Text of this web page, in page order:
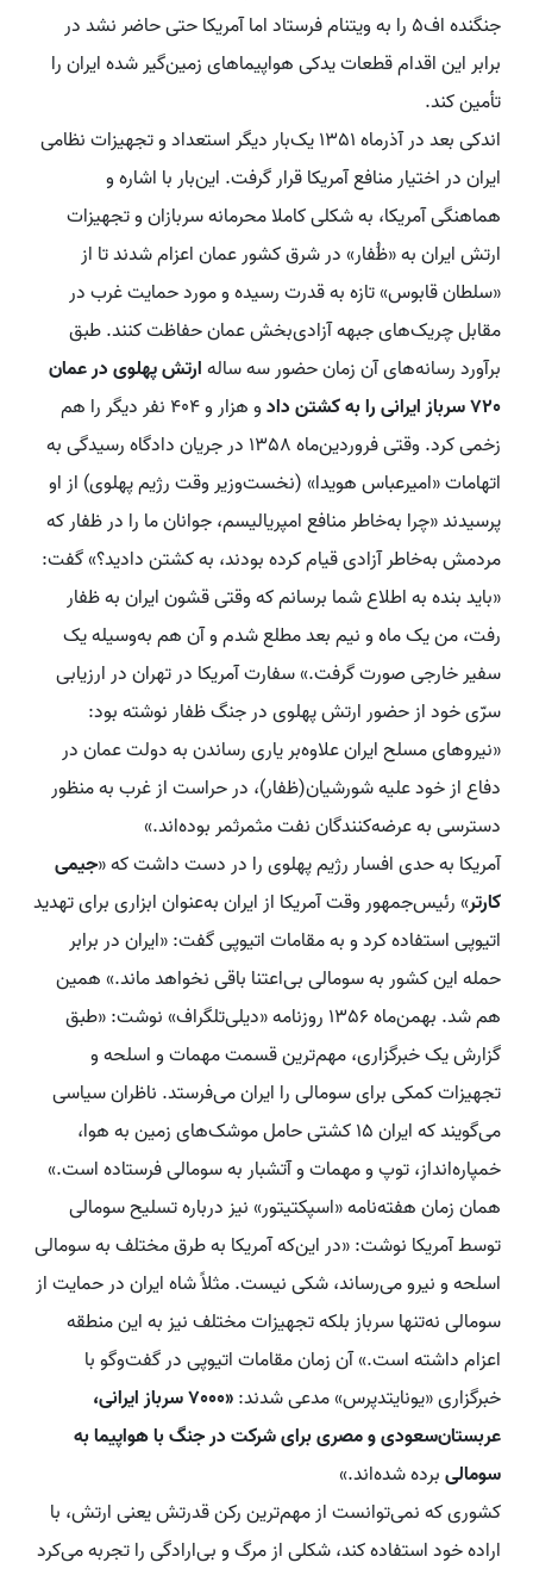
جنگنده اف5 را به ویتنام فرستاد اما آمریکا حتی حاضر نشد در
برابر این اقدام قطعات یدکی هواپیماهای زمین‌گیر شده ایران را
تأمین کند.
اندکی بعد در آذرماه 1351 یک‌بار دیگر استعداد و تجهیزات نظامی
ایران در اختیار منافع آمریکا قرار گرفت. این‌بار با اشاره و
هماهنگی آمریکا، به شکلی کاملا محرمانه سربازان و تجهیزات
ارتش ایران به «ظُفار» در شرق کشور عمان اعزام شدند تا از
«سلطان قابوس» تازه به قدرت رسیده و مورد حمایت غرب در
مقابل چریک‌های جبهه آزادی‌بخش عمان حفاظت کنند. طبق
برآورد رسانه‌های آن زمان حضور سه‌ سالهارتش پهلوی در عمان
720 سرباز ایرانی را به کشتن داد
و هزار و 404 نفر دیگر را هم
زخمی کرد. وقتی فروردین‌ماه 1358 در جریان دادگاه رسیدگی به
اتهامات «امیرعباس هویدا» (نخست‌وزیر وقت رژیم پهلوی) از او
پرسیدند «چرا به‌خاطر منافع امپریالیسم، جوانان ما را در ظفار که
مردمش به‌خاطر آزادی قیام کرده بودند، به کشتن دادید؟» گفت:
«باید بنده به اطلاع شما برسانم که وقتی قشون ایران به ظفار
رفت، من یک ماه‌ و نیم بعد مطلع شدم و آن هم به‌وسیله یک
سفیر خارجی صورت گرفت.» سفارت آمریکا در تهران در ارزیابی
سرّی خود از حضور ارتش پهلوی در جنگ ظفار نوشته بود:
«نیروهای مسلح ایران علاوه‌بر یاری رساندن به دولت عمان در
دفاع از خود علیه شورشیان(ظفار)، در حراست از غرب به منظور
دسترسی به عرضه‌کنندگان نفت مثمر‌ثمر بوده‌اند.»
آمریکا به حدی افسار رژیم پهلوی را در دست داشت که «جیمی
کارتر» رئیس‌جمهور وقت آمریکا از ایران به‌عنوان ابزاری برای تهدید
اتیوپی استفاده کرد و به مقامات اتیوپی گفت: «ایران در برابر
حمله این کشور به سومالی بی‌اعتنا باقی نخواهد ماند.» همین
هم شد. بهمن‌ماه 1356 روزنامه «دیلی‌تلگراف» نوشت: «طبق
گزارش یک خبرگزاری، مهم‌ترین قسمت مهمات و اسلحه و
تجهیزات کمکی برای سومالی را ایران می‌فرستد. ناظران سیاسی
می‌گویند که ایران 15 کشتی حامل موشک‌های زمین به هوا،
خمپاره‌انداز، توپ و مهمات و آتشبار به سومالی فرستاده است.»
همان زمان هفته‌نامه «اسپکتیتور» نیز درباره تسلیح سومالی
توسط آمریکا نوشت: «در این‌‌که آمریکا به طرق مختلف به سومالی
اسلحه و نیرو می‌رساند، شکی نیست. مثلاً شاه ایران در حمایت از
سومالی نه‌‌تنها سرباز بلکه تجهیزات مختلف نیز به این منطقه
اعزام داشته است.» آن زمان مقامات اتیوپی در گفت‌وگو با
خبرگزاری «یونایتد‌پرس» مدعی شدند:
«7000 سرباز ایرانی،
عربستان‌سعودی و مصری برای شرکت در جنگ با هواپیما به
سومالیبرده شده‌اند.»
کشوری که نمی‌توانست از مهم‌ترین رکن قدرتش یعنی ارتش، با
اراده خود استفاده کند، شکلی از مرگ و بی‌ارادگی را تجربه می‌کرد